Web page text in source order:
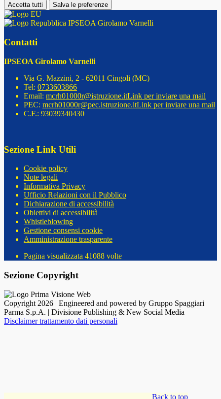
Accetta tutti Salva le preferenze
IPSEOA Girolamo Varnelli
Contatti
IPSEOA Girolamo Varnelli
Via G. Mazzini, 2 - 62011 Cingoli (MC)
Tel: 0733603866
Email: mcrh01000r@istruzione.itLink per inviare una mail
PEC: mcrh01000r@pec.istruzione.itLink per inviare una mail
C.F.: 93039340430
Sezione Link Utili
Cookie policy
Note legali
Informativa Privacy
Ufficio Relazioni con il Pubblico
Dichiarazione di accessibilità
Obiettivi di accessibilità
Whistleblowing
Gestione consensi cookie
Amministrazione trasparente
Pagina visualizzata 41088 volte
Sezione Copyright
Copyright 2026 | Engineered and powered by Gruppo Spaggiari
Parma S.p.A. | Divisione Publishing & New Social Media
Disclaimer trattamento dati personali
Back to top